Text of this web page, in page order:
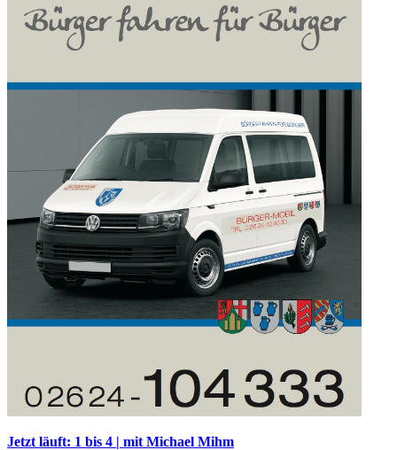
Jetzt läuft: 1 bis 4 | mit Michael Mihm